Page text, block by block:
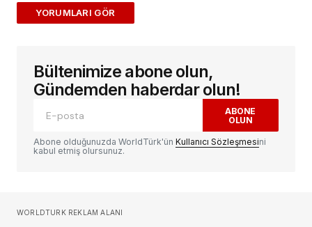
ADD A COMMENT
E-posta adresiniz yayınlanmayacak.
alanlar*ile işaretlenmişlerdir
Yorum
Sizin adınız*
Bültenimize abone olun,
Gündemden haberdar olun!
ABONE
OLUN
Abone olduğunuzda WorldTürk'ün Kullanıcı Sözleşmesini
kabul etmiş olursunuz.
WORLDTURK REKLAM ALANI